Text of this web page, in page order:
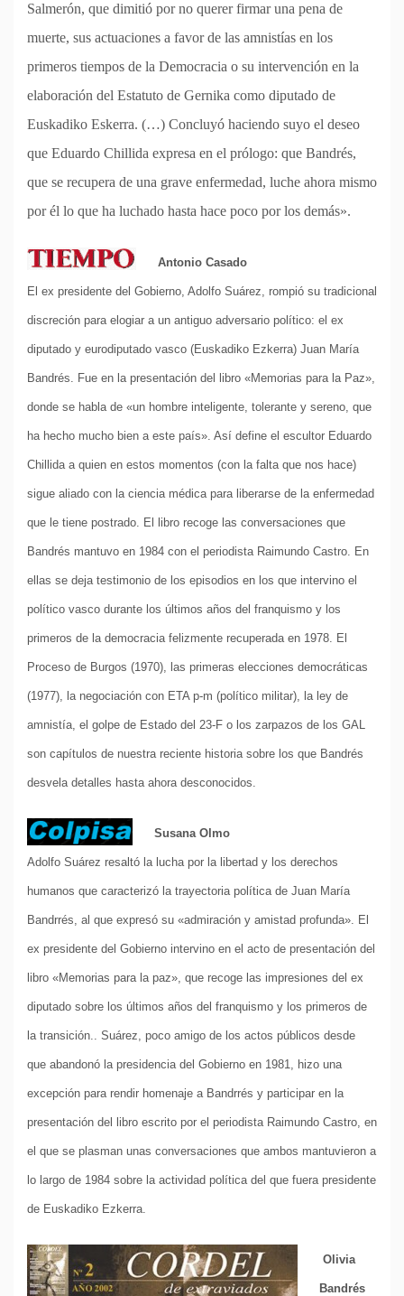
Salmerón, que dimitió por no querer firmar una pena de
muerte, sus actuaciones a favor de las amnistías en los
primeros tiempos de la Democracia o su intervención en la
elaboración del Estatuto de Gernika como diputado de
Euskadiko Eskerra. (…) Concluyó haciendo suyo el deseo
que Eduardo Chillida expresa en el prólogo: que Bandrés,
que se recupera de una grave enfermedad, luche ahora mismo
por él lo que ha luchado hasta hace poco por los demás».
Antonio Casado
El ex presidente del Gobierno, Adolfo Suárez, rompió su tradicional
discreción para elogiar a un antiguo adversario político: el ex
diputado y eurodiputado vasco (Euskadiko Ezkerra) Juan María
Bandrés. Fue en la presentación del libro «Memorias para la Paz»,
donde se habla de «un hombre inteligente, tolerante y sereno, que
ha hecho mucho bien a este país». Así define el escultor Eduardo
Chillida a quien en estos momentos (con la falta que nos hace)
sigue aliado con la ciencia médica para liberarse de la enfermedad
que le tiene postrado. El libro recoge las conversaciones que
Bandrés mantuvo en 1984 con el periodista Raimundo Castro. En
ellas se deja testimonio de los episodios en los que intervino el
político vasco durante los últimos años del franquismo y los
primeros de la democracia felizmente recuperada en 1978. El
Proceso de Burgos (1970), las primeras elecciones democráticas
(1977), la negociación con ETA p-m (político militar), la ley de
amnistía, el golpe de Estado del 23-F o los zarpazos de los GAL
son capítulos de nuestra reciente historia sobre los que Bandrés
desvela detalles hasta ahora desconocidos.
Susana Olmo
Adolfo Suárez resaltó la lucha por la libertad y los derechos
humanos que caracterizó la trayectoria política de Juan María
Bandrrés, al que expresó su «admiración y amistad profunda». El
ex presidente del Gobierno intervino en el acto de presentación del
libro «Memorias para la paz», que recoge las impresiones del ex
diputado sobre los últimos años del franquismo y los primeros de
la transición.. Suárez, poco amigo de los actos públicos desde
que abandonó la presidencia del Gobierno en 1981, hizo una
excepción para rendir homenaje a Bandrrés y participar en la
presentación del libro escrito por el periodista Raimundo Castro, en
el que se plasman unas conversaciones que ambos mantuvieron a
lo largo de 1984 sobre la actividad política del que fuera presidente
de Euskadiko Ezkerra.
Olivia
Bandrés